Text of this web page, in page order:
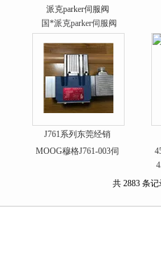
派克parker伺服阀
J761系列东莞经销
MOOG穆格J761-003伺
共 2883 条记